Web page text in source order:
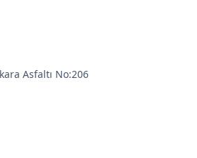
Asfaltı No:206